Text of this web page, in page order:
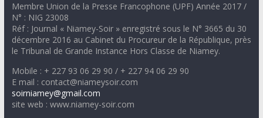
Membre Union de la Presse Francophone (UPF) Année 2017 /
N° : NIG 23008
Réf : Journal « Niamey-Soir » enregistré sous le N° 3665 du 30
décembre 2016 au Cabinet du Procureur de la République, près
le Tribunal de Grande Instance Hors Classe de Niamey.
Mobile : + 227 93 06 29 90 / + 227 94 06 29 90
E mail : contact@niameysoir.com
soirniamey@gmail.com
site web : www.niamey-soir.com